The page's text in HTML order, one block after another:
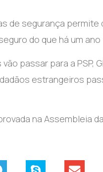
de segurança permite
do que há um ano
passar para a PSP,
estrangeiros
na Assembleia